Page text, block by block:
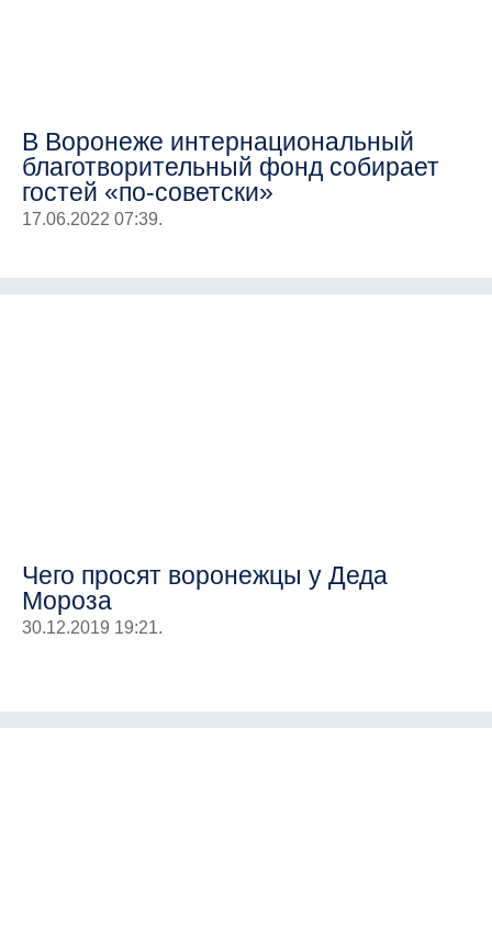
В Воронеже интернациональный
благотворительный фонд собирает
гостей «по-советски»
17.06.2022 07:39.
Чего просят воронежцы у Деда
Мороза
30.12.2019 19:21.